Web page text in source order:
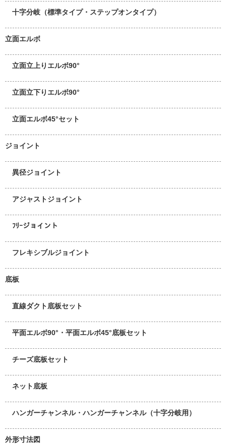
十字分岐（標準タイプ・ステップオンタイプ）
立面エルボ
立面立上りエルボ90°
立面立下りエルボ90°
立面エルボ45°セット
ジョイント
異径ジョイント
アジャストジョイント
ﾌﾘｰジョイント
フレキシブルジョイント
底板
直線ダクト底板セット
平面エルボ90°・平面エルボ45°底板セット
チーズ底板セット
ネット底板
ハンガーチャンネル・ハンガーチャンネル（十字分岐用）
外形寸法図